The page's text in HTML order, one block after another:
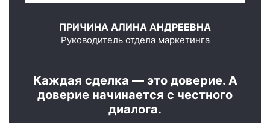
ПРИЧИНА АЛИНА АНДРЕЕВНА
Руководитель отдела маркетинга
Каждая сделка — это доверие. А
доверие начинается с честного
диалога.